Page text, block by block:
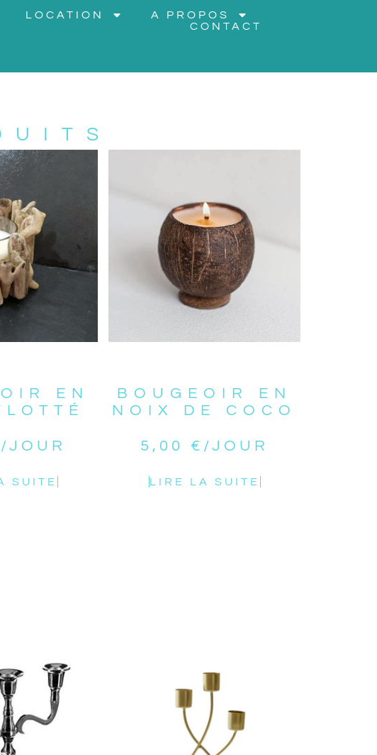
LOCATION
A PROPOS
CONTACT
EN
/JOUR
SUITE
BOUGEOIR EN
NOIX DE COCO
5,00 € /JOUR
LIRE LA SUITE